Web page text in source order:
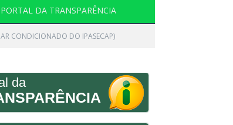
PORTAL DA TRANSPARÊNCIA
CONDICIONADO DO IPASECAP)
da